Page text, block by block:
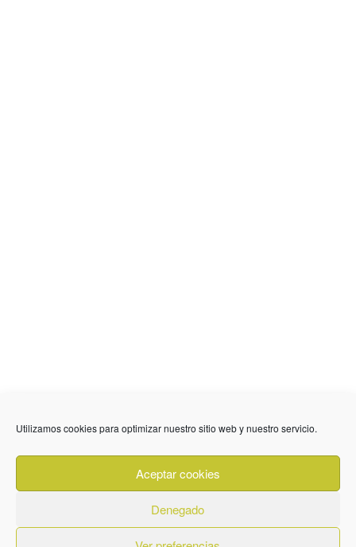
Utilizamos cookies para optimizar nuestro sitio web y nuestro servicio.
Aceptar cookies
Denegado
636 01 61 85
Fuente Palmera
info @ fuentepalmerainformacion.es
Privacidad Aviso legal
Cookies
Quiénes Somos
Contacto